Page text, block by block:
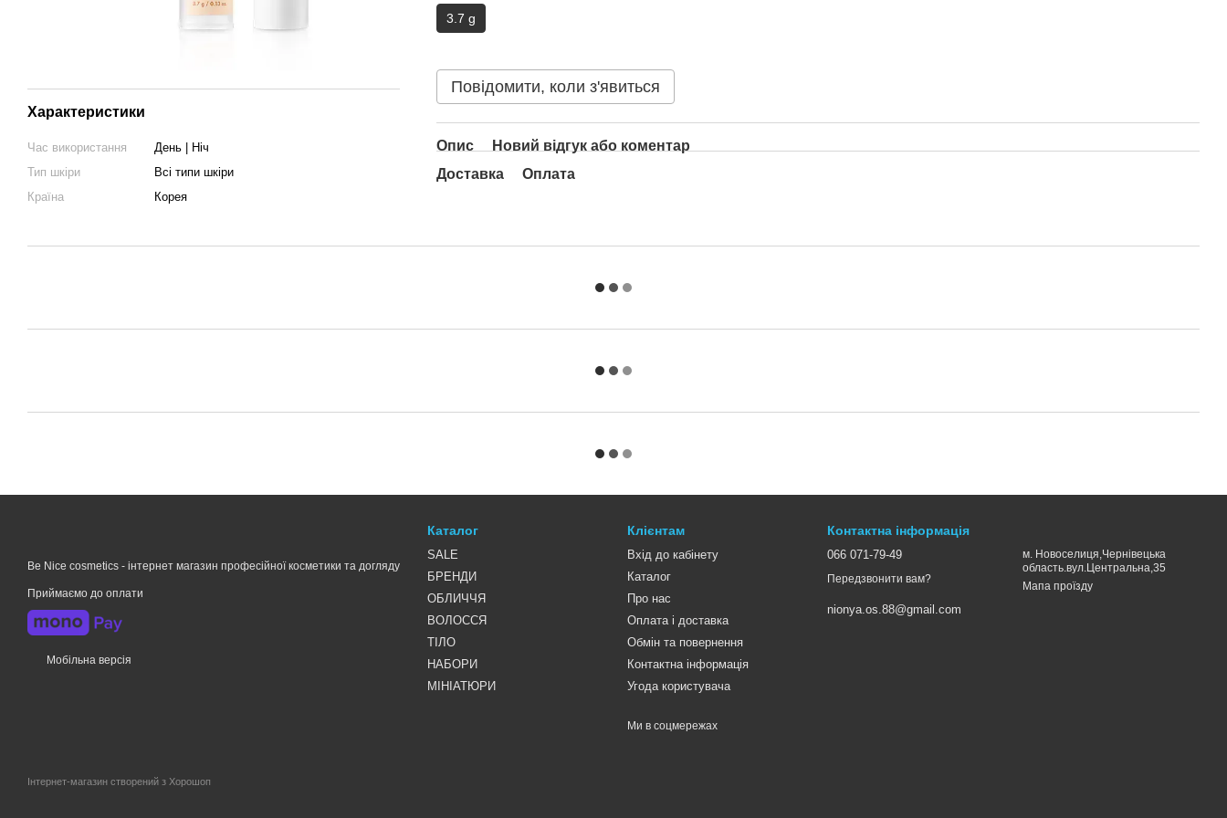
Характеристики
Час використання
День | Ніч
Тип шкіри
Всі типи шкіри
Країна
Корея
3.7 g
Повідомити, коли з'явиться
Опис
Новий відгук або коментар
Доставка
Оплата
Be Nice cosmetics - інтернет магазин професійної косметики та догляду
Приймаємо до оплати
Мобільна версія
Інтернет-магазин створений з Хорошоп
Каталог
SALE
БРЕНДИ
ОБЛИЧЧЯ
ВОЛОССЯ
ТІЛО
НАБОРИ
МІНІАТЮРИ
Клієнтам
Вхід до кабінету
Каталог
Про нас
Оплата і доставка
Обмін та повернення
Контактна інформація
Угода користувача
Ми в соцмережах
Контактна інформація
066 071-79-49
Передзвонити вам?
nionya.os.88@gmail.com
м. Новоселиця,Чернівецька
область.вул.Центральна,35
Мапа проїзду